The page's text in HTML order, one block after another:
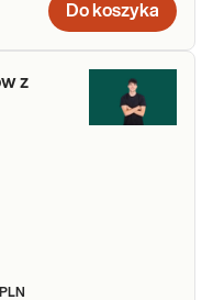
Do koszyka
z